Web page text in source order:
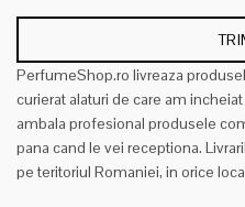
PerfumeShop.ro livreaza
curierat alaturi de care am
ambala profesional produsele
pana cand le vei receptiona.
pe teritoriul Romaniei, in orice